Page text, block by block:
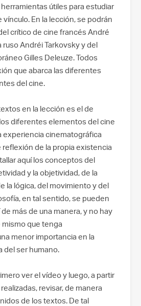
útiles para estudiar
En la lección, se podrán
crítico de cine francés André
ruso Andréi Tarkovsky y del
Gilles Deleuze. Todos
que abarca las diferentes
del cine.
en la lección es el de
diferentes elementos del cine
experiencia cinematográfica
de la propia existencia
aquí los conceptos del
y la objetividad, de la
la lógica, del movimiento y del
en tal sentido, se pueden
más de una manera, y no hay
que tenga
menor importancia en la
del ser humano.
ver el vídeo y luego, a partir
revisar, de manera
de los textos. De tal